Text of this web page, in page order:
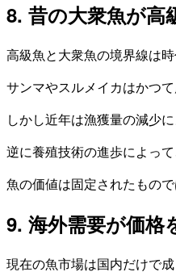
8. 昔の大衆魚が高
高級魚と大衆魚の境界線は時
サンマやスルメイカはかつ
しかし近年は漁獲量の減少
逆に養殖技術の進歩によっ
魚の価値は固定されたもの
9. 海外需要が価格
現在の魚市場は国内だけで